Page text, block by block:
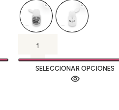
SELECCIONAR OPCIONES